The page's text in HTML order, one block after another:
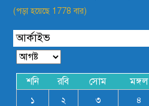
(পড়া হয়েছে 1778 বার)
আর্কাইভ
শনি রবি সোম মঙ্গল
১ ২ ৩ ৪